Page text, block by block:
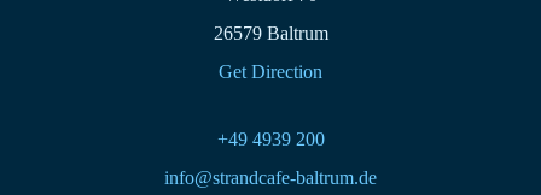
26579 Baltrum
Get Direction
+49 4939 200
info@strandcafe-baltrum.de